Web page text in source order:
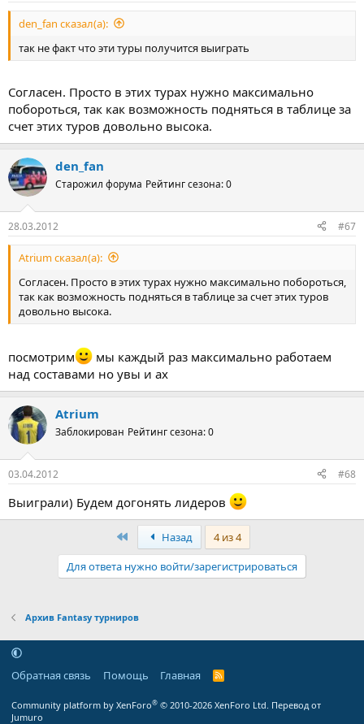
den_fan сказал(а):
так не факт что эти туры получится выиграть
Согласен. Просто в этих турах нужно максимально
побороться, так как возможность подняться в таблице за
счет этих туров довольно высока.
den_fan
Старожил форума Рейтинг сезона: 0
28.03.2012 #67
Atrium сказал(а):
Согласен. Просто в этих турах нужно максимально побороться,
так как возможность подняться в таблице за счет этих туров
довольно высока.
посмотрим
мы каждый раз максимально работаем
над составами но увы и ах
Atrium
Заблокирован Рейтинг сезона: 0
03.04.2012 #68
Выиграли) Будем догонять лидеров
ПервыйНазад
4 из 4
Для ответа нужно войти/зарегистрироваться
Архив Fantasy турниров
Обратная связь Помощь Главная
R
Community platform by XenForo® © 2010-2026 XenForo Ltd. Перевод от
Jumuro